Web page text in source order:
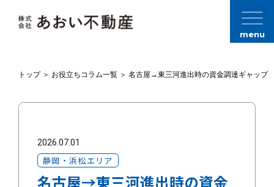
menu
トップ＞ お役立ちコラム一覧＞ 名古屋→東三河進出時の資金調達ギャップ
2026.07.01
静岡・浜松エリア
名古屋→東三河進出時の資金